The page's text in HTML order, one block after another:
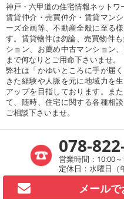
神戸・六甲道の住宅情報ネットワ
賃貸仲介・売買仲介・賃貸マン
ーズ企画等、不動産全般に至る
す。賃貸物件は勿論、売買物件
ション、お薦め中古マンション
まで何なりとご用命下さいませ。
弊社は「かゆいところに手が届
きた経験や人脈を元に地域力を
アップを目指しております。ま
て、随時、住宅に関する各種相
ご相談下さいませ。
078-
営業時間：10:00
定休日：水曜日（
メールで